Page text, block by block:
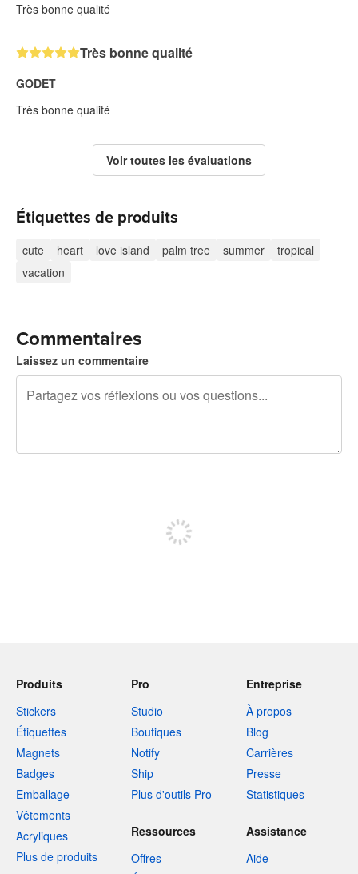
Très bonne qualité
Très bonne qualité
GODET
Très bonne qualité
Voir toutes les évaluations
Étiquettes de produits
cute heart love island palm tree summer
tropical
vacation
Commentaires
Laissez un commentaire
Produits
Stickers
Étiquettes
Magnets
Badges
Emballage
Vêtements
Acryliques
Plus de produits
Pro
Studio
Boutiques
Notify
Ship
Plus d'outils Pro
Entreprise
À propos
Blog
Carrières
Presse
Statistiques
Ressources
Offres
Assistance
Aide